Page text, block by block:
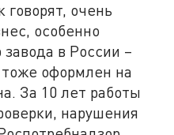
очень
особенно
в России –
оформлен на
За 10 лет работы
нарушения